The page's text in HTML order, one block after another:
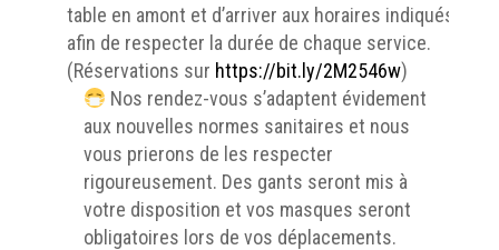
table en amont et d’arriver aux horaires indiqués
afin de respecter la durée de chaque service.
(Réservations sur https://bit.ly/2M2546w)
Nos rendez-vous s’adaptent évidement
aux nouvelles normes sanitaires et nous
vous prierons de les respecter
rigoureusement. Des gants seront mis à
votre disposition et vos masques seront
obligatoires lors de vos déplacements.